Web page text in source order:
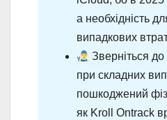
а необхідність
випадкових
Зверніться
при складних
пошкоджений
як Kroll Ontrack